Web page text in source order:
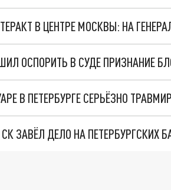
В ЦЕНТРЕ МОСКВЫ: НА
В ПЕТЕРБУРГЕ СЕРЬЁЗНО
ЗАВЁЛ ДЕЛО НА ПЕТЕРБУРГСКИХ